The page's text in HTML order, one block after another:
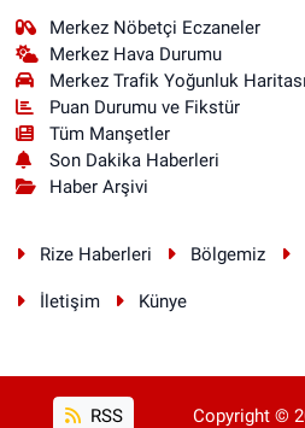
Merkez Nöbetçi Eczaneler
Merkez Hava Durumu
Merkez Trafik Yoğunluk Haritası
Puan Durumu ve Fikstür
Tüm Manşetler
Son Dakika Haberleri
Haber Arşivi
Rize Haberleri Bölgemiz
İletişim Künye
RSS Copyright ©